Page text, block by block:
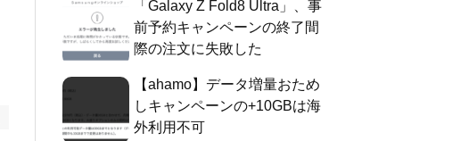
「Galaxy Z Fold8 Ultra」、事
前予約キャンペーンの終了間
際の注文に失敗した
【ahamo】データ増量おため
しキャンペーンの+10GBは海
外利用不可